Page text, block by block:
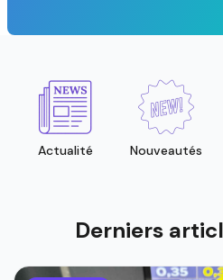
Actualité Nouveautés
Derniers